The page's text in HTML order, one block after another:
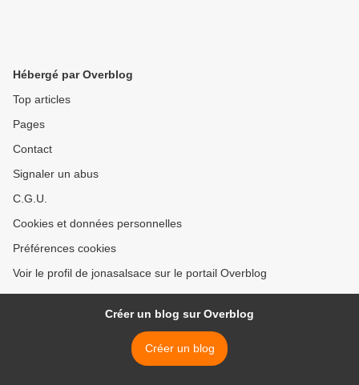
Hébergé par Overblog
Top articles
Pages
Contact
Signaler un abus
C.G.U.
Cookies et données personnelles
Préférences cookies
Voir le profil de jonasalsace sur le portail Overblog
Créer un blog sur Overblog
Créer un blog